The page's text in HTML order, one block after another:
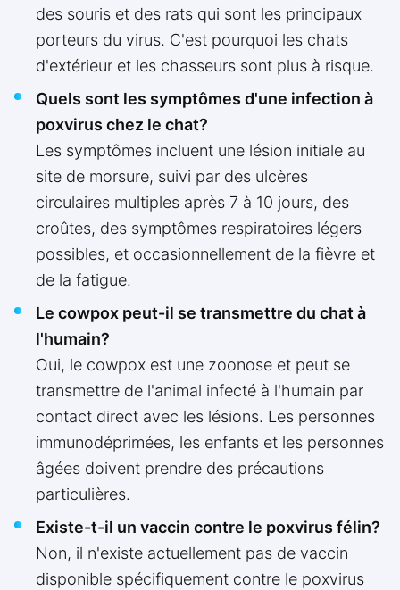
des souris et des rats qui sont les principaux
porteurs du virus. C'est pourquoi les chats
d'extérieur et les chasseurs sont plus à risque.
Quels sont les symptômes d'une infection à
poxvirus chez le chat?
Les symptômes incluent une lésion initiale au
site de morsure, suivi par des ulcères
circulaires multiples après 7 à 10 jours, des
croûtes, des symptômes respiratoires légers
possibles, et occasionnellement de la fièvre et
de la fatigue.
Le cowpox peut-il se transmettre du chat à
l'humain?
Oui, le cowpox est une zoonose et peut se
transmettre de l'animal infecté à l'humain par
contact direct avec les lésions. Les personnes
immunodéprimées, les enfants et les personnes
âgées doivent prendre des précautions
particulières.
Existe-t-il un vaccin contre le poxvirus félin?
Non, il n'existe actuellement pas de vaccin
disponible spécifiquement contre le poxvirus